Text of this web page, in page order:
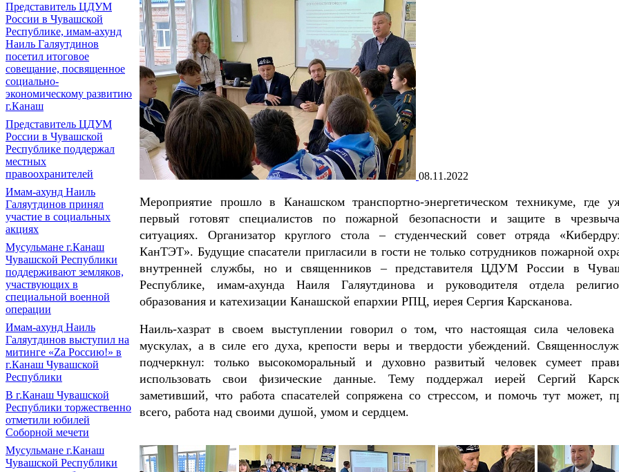
Представитель ЦДУМ
России в Чувашской
Республике, имам-ахунд
Наиль Галяутдинов
посетил итоговое
совещание, посвященное
социально-
экономическому развитию
г.Канаш
Представитель ЦДУМ
России в Чувашской
Республике поддержал
местных
правоохранителей
Имам-ахунд Наиль
Галяутдинов принял
участие в социальных
акциях
Мусульмане г.Канаш
Чувашской Республики
поддерживают земляков,
участвующих в
специальной военной
операции
Имам-ахунд Наиль
Галяутдинов выступил на
митинге «Zа Россию!» в
г.Канаш Чувашской
Республики
В г.Канаш Чувашской
Республики торжественно
отметили юбилей
Соборной мечети
Мусульмане г.Канаш
Чувашской Республики
08.11.2022
Мероприятие прошло в Канашском транспортно-энергетическом техникуме, где
первый готовят специалистов по пожарной безопасности и защите в
ситуациях. Организатор круглого стола – студенческий совет отряда
КанТЭТ». Будущие спасатели пригласили в гости не только сотрудников пожарной
внутренней службы, но и священников – представителя ЦДУМ России в
Республике, имам-ахунда Наиля Галяутдинова и руководителя отдела
образования и катехизации Канашской епархии РПЦ, иерея Сергия Карсканова.
Наиль-хазрат в своем выступлении говорил о том, что настоящая сила
мускулах, а в силе его духа, крепости веры и твердости убеждений.
подчеркнул: только высокоморальный и духовно развитый человек сумеет
использовать свои физические данные. Тему поддержал иерей Сергий
заметивший, что работа спасателей сопряжена со стрессом, и помочь тут может,
всего, работа над своими душой, умом и сердцем.